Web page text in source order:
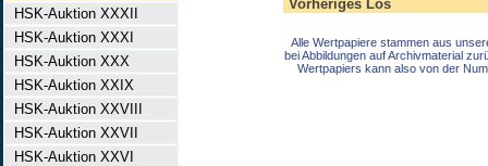
HSK-Auktion XXXII
HSK-Auktion XXXI
HSK-Auktion XXX
HSK-Auktion XXIX
HSK-Auktion XXVIII
HSK-Auktion XXVII
HSK-Auktion XXVI
Vorheriges Los
Alle Wertpapiere stammen aus
bei Abbildungen auf Archivmaterial
Wertpapiers kann also von der